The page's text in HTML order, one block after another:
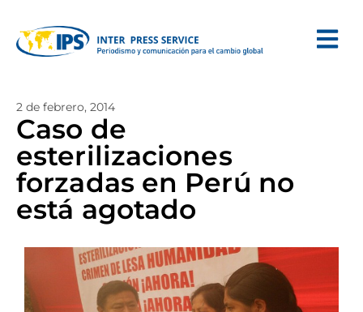
2 de febrero, 2014
Caso de
esterilizaciones
forzadas en Perú no
está agotado